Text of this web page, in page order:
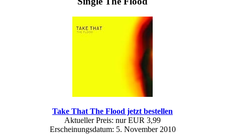
Take That The Flood jetzt bestellen
Aktueller Preis: nur EUR 3,99
Erscheinungsdatum: 5. November 2010